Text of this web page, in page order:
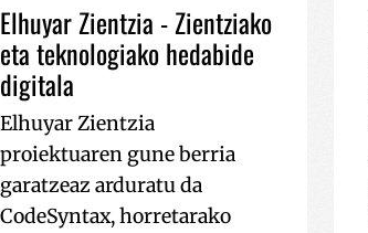
Elhuyar Zientzia - Zientziako
eta teknologiako hedabide
digitala
Elhuyar Zientzia
proiektuaren gune berria
garatzeaz arduratu da
CodeSyntax, horretarako